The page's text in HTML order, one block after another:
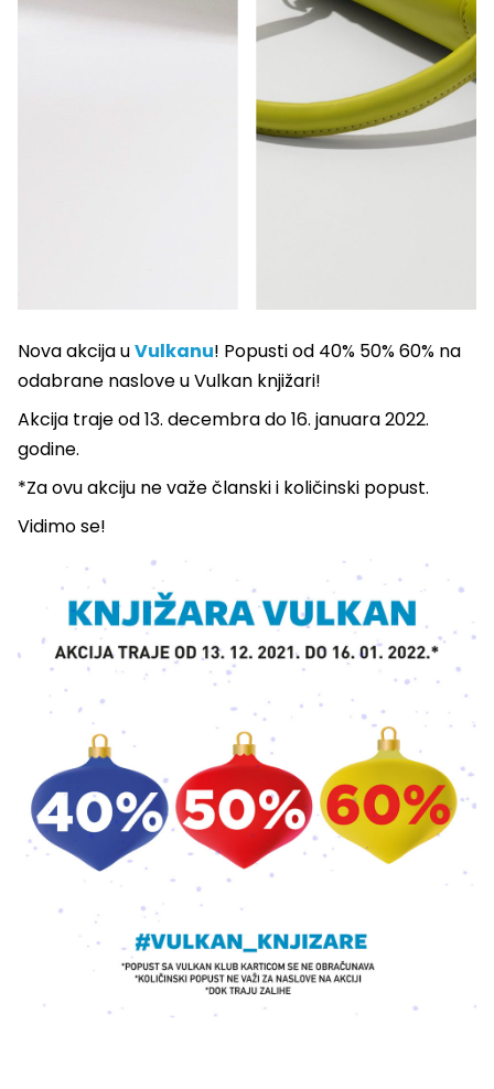
Nova akcija uVulkanu! Popusti od 40% 50% 60% na
odabrane naslove u Vulkan knjižari!
Akcija traje od 13. decembra do 16. januara 2022.
godine.
*Za ovu akciju ne važe članski i količinski popust.
Vidimo se!